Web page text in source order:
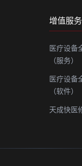
增值服务
医疗设备
（服务）
医疗设备
（软件）
天成快医